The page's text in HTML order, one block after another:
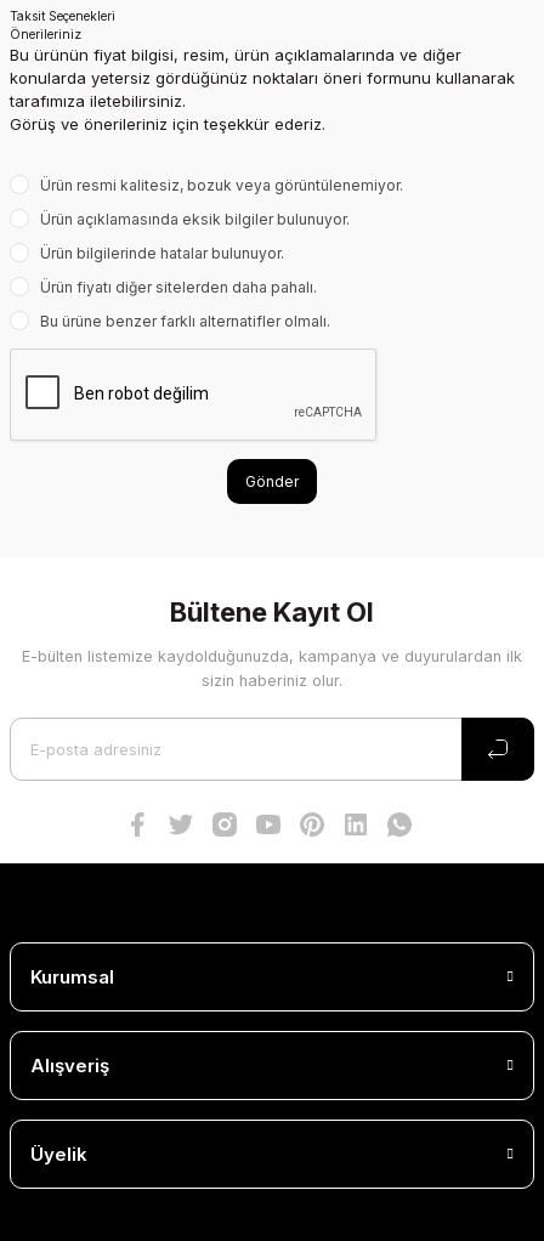
Taksit Seçenekleri
Önerileriniz
Bu ürünün fiyat bilgisi, resim, ürün açıklamalarında ve diğer
konularda yetersiz gördüğünüz noktaları öneri formunu kullanarak
tarafımıza iletebilirsiniz.
Görüş ve önerileriniz için teşekkür ederiz.
Ürün resmi kalitesiz, bozuk veya görüntülenemiyor.
Ürün açıklamasında eksik bilgiler bulunuyor.
Ürün bilgilerinde hatalar bulunuyor.
Ürün fiyatı diğer sitelerden daha pahalı.
Bu ürüne benzer farklı alternatifler olmalı.
Gönder
Bültene Kayıt Ol
E-bülten listemize kaydolduğunuzda, kampanya ve duyurulardan ilk
sizin haberiniz olur.
Kurumsal
Alışveriş
Üyelik